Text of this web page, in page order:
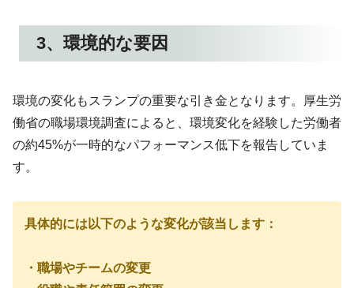
3、環境的な要因
環境の変化もスランプの重要な引き金となります。厚生労
働省の職場環境調査によると、環境変化を経験した労働者
の約45%が一時的なパフォーマンス低下を報告していま
す。
具体的には以下のような変化が該当します：
・職場やチームの変更